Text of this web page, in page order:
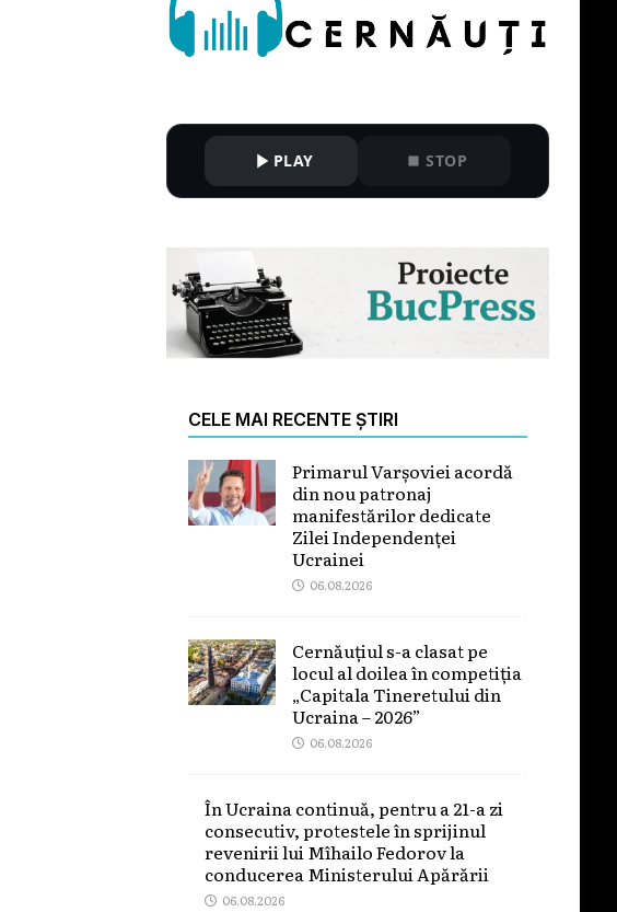
PLAY STOP
CELE MAI RECENTE ȘTIRI
Primarul Varșoviei acordă
din nou patronaj
manifestărilor dedicate
Zilei Independenței
Ucrainei
06.08.2026
Cernăuțiul s-a clasat pe
locul al doilea în competiția
„Capitala Tineretului din
Ucraina – 2026”
06.08.2026
În Ucraina continuă, pentru a 21-a zi
consecutiv, protestele în sprijinul
revenirii lui Mîhailo Fedorov la
conducerea Ministerului Apărării
06.08.2026